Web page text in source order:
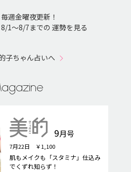
毎週金曜夜更新！
8/1〜8/7までの 運勢を見る
子ちゃん占いへ
9月号
7月22日 ￥1,100
肌もメイクも「スタミナ」仕込み
でくずれ知らず！